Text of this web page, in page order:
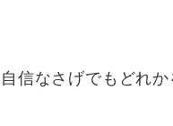
信なさげでもどれ